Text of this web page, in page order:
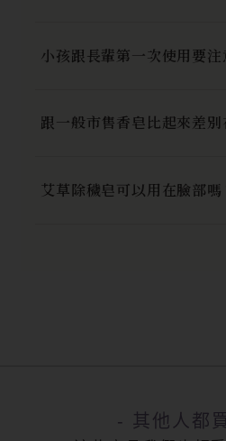
小孩跟長輩第一次使用要注
跟一般市售香皂比起來差別
艾草除穢皂可以用在臉部嗎
- 其他人都